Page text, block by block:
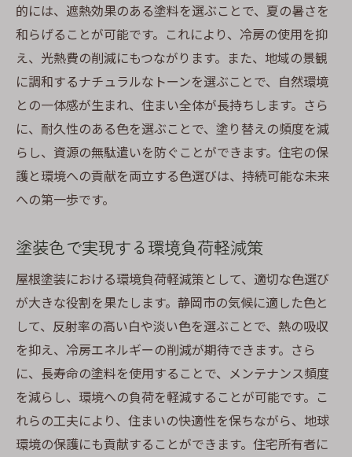
的には、遮熱効果のある塗料を選ぶことで、夏の暑さを
和らげることが可能です。これにより、冷房の使用を抑
え、光熱費の削減にもつながります。また、地域の景観
に調和するナチュラルなトーンを選ぶことで、自然環境
との一体感が生まれ、住まい全体が長持ちします。さら
に、耐久性のある色を選ぶことで、塗り替えの頻度を減
らし、資源の無駄遣いを防ぐことができます。住宅の保
護と環境への貢献を両立する色選びは、持続可能な未来
への第一歩です。
塗装色で実現する環境負荷軽減策
屋根塗装における環境負荷軽減策として、適切な色選び
が大きな役割を果たします。静岡市の気候に適した色と
して、反射率の高い白や淡い色を選ぶことで、熱の吸収
を抑え、冷房エネルギーの削減が期待できます。さら
に、長寿命の塗料を使用することで、メンテナンス頻度
を減らし、環境への負荷を軽減することが可能です。こ
れらの工夫により、住まいの快適性を保ちながら、地球
環境の保護にも貢献することができます。住宅所有者に